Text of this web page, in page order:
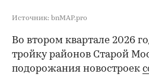
Источник: bnMAP.pro
Во втором квартале 2026
тройку районов Старой
подорожания новостроек